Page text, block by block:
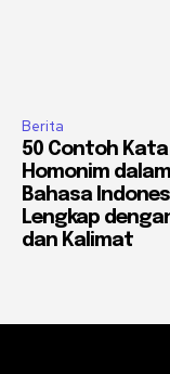
Berita
50 Contoh Kata
Homonim dalam
Bahasa
Lengkap
dan Kalimat